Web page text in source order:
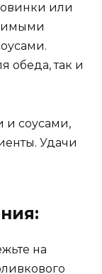
или
обеда, так и
и соусами,
Удачи
на